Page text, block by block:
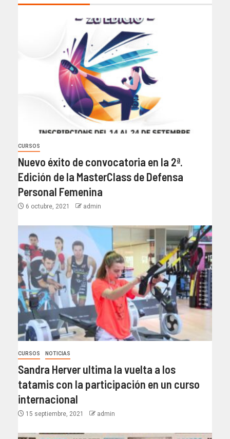
CURSOS
Nuevo éxito de convocatoria en la 2ª.
Edición de la MasterClass de Defensa
Personal Femenina
6 octubre, 2021 admin
CURSOS NOTICIAS
Sandra Herver ultima la vuelta a los
tatamis con la participación en un curso
internacional
15 septiembre, 2021 admin